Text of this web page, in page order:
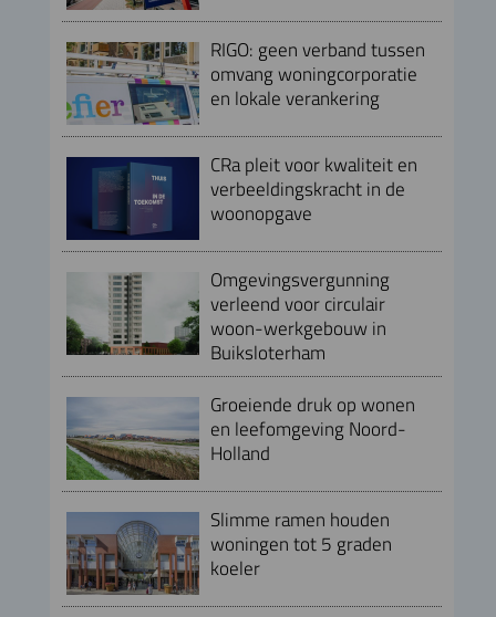
RIGO: geen verband tussen
omvang woningcorporatie
en lokale verankering
CRa pleit voor kwaliteit en
verbeeldingskracht in de
woonopgave
Omgevingsvergunning
verleend voor circulair
woon-werkgebouw in
Buiksloterham
Groeiende druk op wonen
en leefomgeving Noord-
Holland
Slimme ramen houden
woningen tot 5 graden
koeler